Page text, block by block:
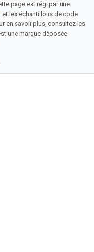
page est régi par une
, et les échantillons de code
en savoir plus, consultez les
une marque déposée